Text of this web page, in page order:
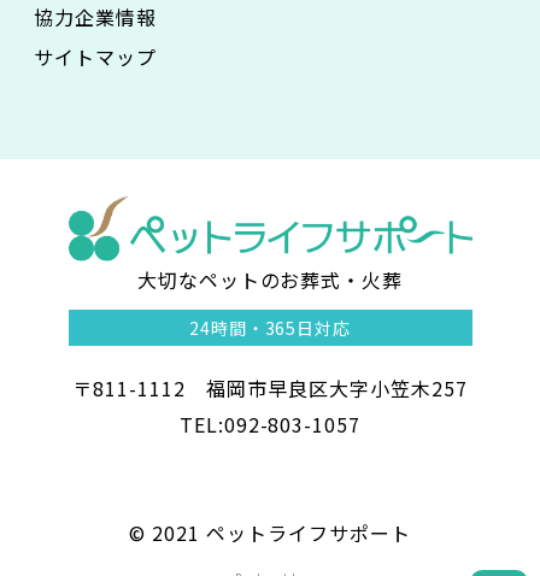
協力企業情報
サイトマップ
ッ
ト
大切なペットのお葬式・火葬
24時間・ 365日対応
〒811-1112 福岡市早良区大字小笠木257
TEL:092-803-1057
©︎ 2021 ペットライフサポート